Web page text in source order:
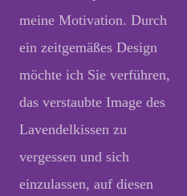
meine Motivation. Durch
ein zeitgemäßes Design
möchte ich Sie verführen,
das verstaubte Image des
Lavendelkissen zu
vergessen und sich
einzulassen, auf diesen